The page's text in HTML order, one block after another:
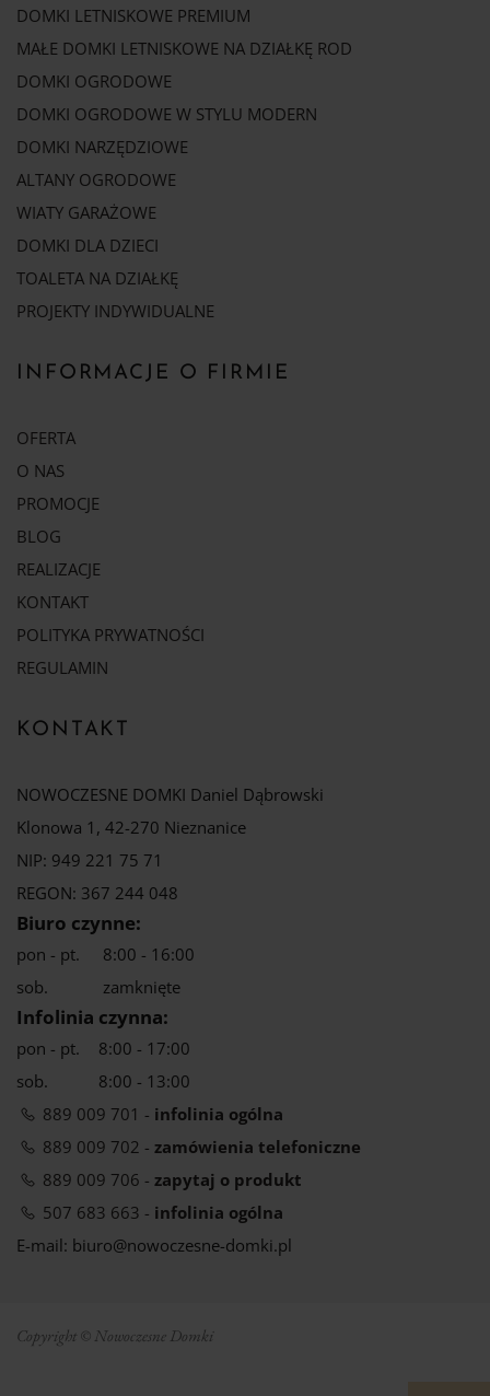
DOMKI LETNISKOWE PREMIUM
MAŁE DOMKI LETNISKOWE NA DZIAŁKĘ ROD
DOMKI OGRODOWE
DOMKI OGRODOWE W STYLU MODERN
DOMKI NARZĘDZIOWE
ALTANY OGRODOWE
WIATY GARAŻOWE
DOMKI DLA DZIECI
TOALETA NA DZIAŁKĘ
PROJEKTY INDYWIDUALNE
INFORMACJE O FIRMIE
OFERTA
O NAS
PROMOCJE
BLOG
REALIZACJE
KONTAKT
POLITYKA PRYWATNOŚCI
REGULAMIN
KONTAKT
NOWOCZESNE DOMKI Daniel Dąbrowski
Klonowa 1, 42-270 Nieznanice
NIP: 949 221 75 71
REGON: 367 244 048
Biuro czynne:
pon - pt.
8:00 - 16:00
sob.
zamknięte
Infolinia czynna:
pon - pt.
8:00 - 17:00
sob.
8:00 - 13:00
889 009 701 - infolinia ogólna
889 009 702 - zamówienia telefoniczne
889 009 706 - zapytaj o produkt
507 683 663 - infolinia ogólna
E-mail: biuro@nowoczesne-domki.pl
Copyright © Nowoczesne Domki